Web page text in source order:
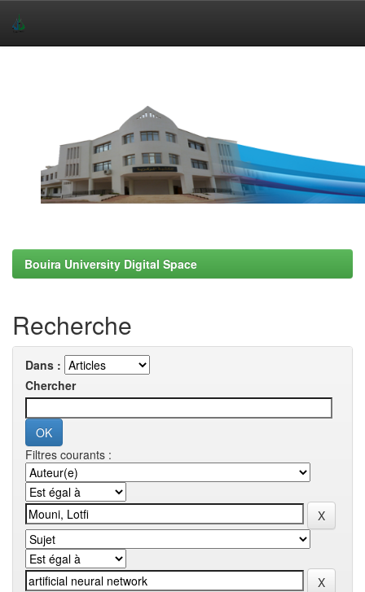
Bouira University Digital Space
Recherche
Dans :
Chercher
Filtres courants :